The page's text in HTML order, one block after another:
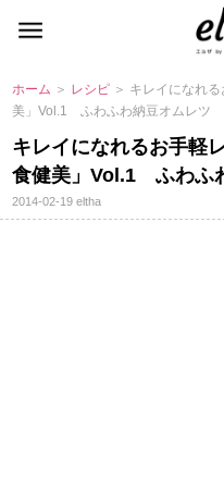
ホーム ＞ レシピ ＞ キレイになれ
美」Vol.1 ふわふわ納豆オムレツ
キレイになれるお手軽
食健美」Vol.1 ふわふ
2014-02-19eltha